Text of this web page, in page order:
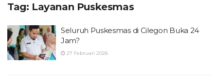
Tag: Layanan Puskesmas
Seluruh Puskesmas di Cilegon Buka 24
Jam?
27 Februari 2026